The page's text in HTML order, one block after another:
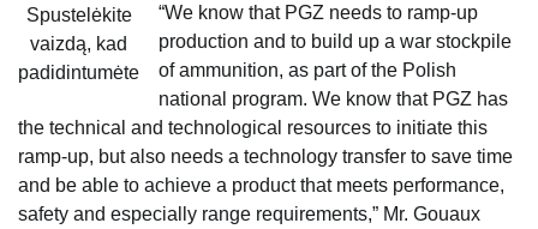
Spustelėkite
vaizdą, kad
padidintumėte
“We know that PGZ needs to ramp-up
production and to build up a war stockpile
of ammunition, as part of the Polish
national program. We know that PGZ has
the technical and technological resources to initiate this
ramp-up, but also needs a technology transfer to save time
and be able to achieve a product that meets performance,
safety and especially range requirements,” Mr. Gouaux